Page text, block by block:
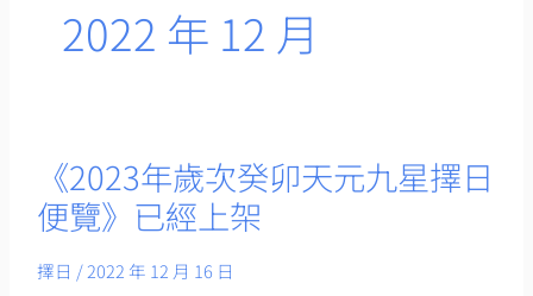
2022 年 12 月
《2023年歲次癸卯天元九星擇日
便覽》已經上架
擇日 /2022 年 12 月 16 日
《2023
年
歲
次